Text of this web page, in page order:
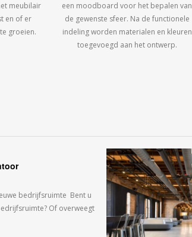
meubilair
en of er
groeien.
een moodboard voor het bepalen van
de gewenste sfeer. Na de functionele
indeling worden materialen en kleuren
toegevoegd aan het ontwerp.
bedrijfsruimte Bent u
Of overweegt